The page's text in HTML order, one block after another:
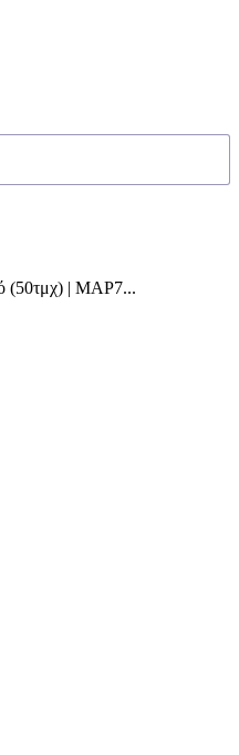
(50τμχ) | ΜΑΡ7...